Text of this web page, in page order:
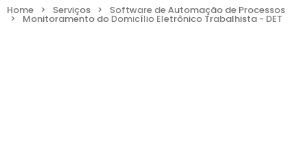
Home > Serviços > Software de Automação de Processos
> Monitoramento do Domicílio Eletrônico Trabalhista - DET